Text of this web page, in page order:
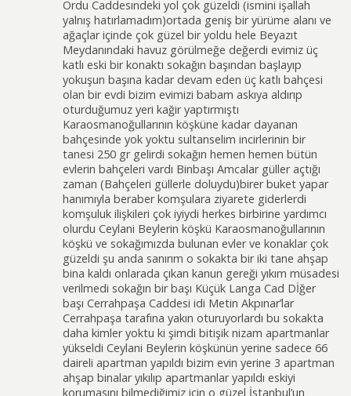
Ordu Caddesındeki yol çok güzeldi (ismini işallah
yalnış hatırlamadım)ortada geniş bir yürüme alanı ve
ağaçlar içinde çok güzel bir yoldu hele Beyazıt
Meydanındaki havuz görülmeğe değerdi evimiz üç
katlı eski bir konaktı sokağın başından başlayıp
yokuşun başına kadar devam eden üç katlı bahçesi
olan bir evdi bizim evimizi babam askıya aldırıp
oturduğumuz yeri kağir yaptırmıştı
Karaosmanoğullarının köşküne kadar dayanan
bahçesinde yok yoktu sultanselim incirlerinin bir
tanesi 250 gr gelirdi sokağın hemen hemen bütün
evlerin bahçeleri vardı Binbaşı Amcalar güller açtığı
zaman (Bahçeleri güllerle doluydu)birer buket yapar
hanımıyla beraber komşulara ziyarete giderlerdi
komşuluk ilişkileri çok iyiydi herkes birbirine yardımcı
olurdu Ceylani Beylerin köşkü Karaosmanoğullarının
köşkü ve sokağımızda bulunan evler ve konaklar çok
güzeldi şu anda sanırım o sokakta bir iki tane ahşap
bina kaldı onlarada çıkan kanun gereği yıkım müsadesi
verilmedi sokağın bir başı Küçük Langa Cad Dİğer
başı Cerrahpaşa Caddesi idi Metin Akpınar’lar
Cerrahpaşa tarafına yakın oturuyorlardı bu sokakta
daha kimler yoktu ki şimdi bitişik nizam apartmanlar
yükseldi Ceylani Beylerin köşkünün yerine sadece 66
daireli apartman yapıldı bizim evin yerine 3 apartman
ahşap binalar yıkılıp apartmanlar yapıldı eskiyi
korumasını bilmediğimiz için o güzel İstanbul’un